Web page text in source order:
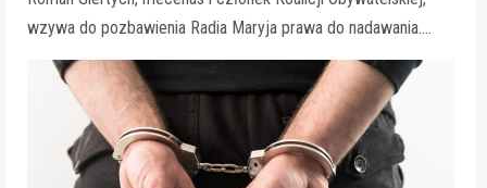
wzywa do pozbawienia Radia Maryja prawa do nadawania.…